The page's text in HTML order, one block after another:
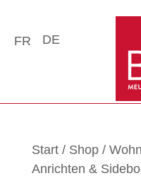
FR DE
Start/ Shop/
Anrichten &